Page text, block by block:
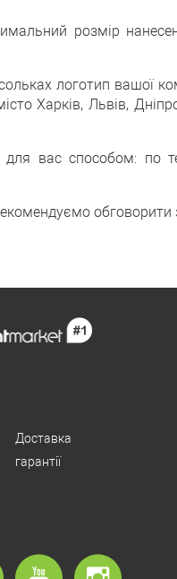
розмір
логотип вашої
Харків, Львів,
вас способом: по
Доставка
гарантії